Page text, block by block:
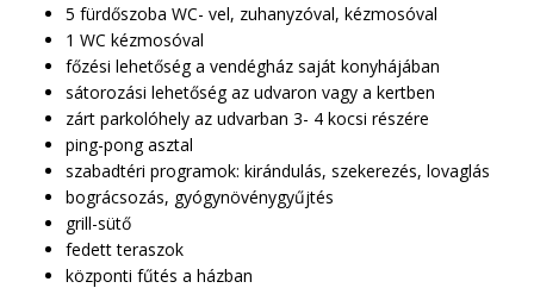
5 fürdőszoba WC- vel, zuhanyzóval, kézmosóval
1 WC kézmosóval
főzési lehetőség a vendégház saját konyhájában
sátorozási lehetőség az udvaron vagy a kertben
zárt parkolóhely az udvarban 3- 4 kocsi részére
ping-pong asztal
szabadtéri programok: kirándulás, szekerezés, lovaglás
bográcsozás, gyógynövénygyűjtés
grill-sütő
fedett teraszok
központi fűtés a házban